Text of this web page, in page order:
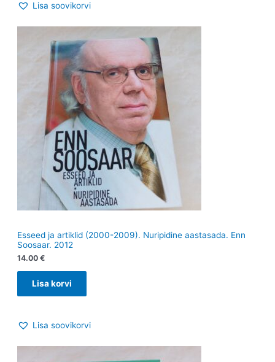
Lisa soovikorvi
Esseed ja artiklid (2000-2009). Nuripidine aastasada. Enn
Soosaar. 2012
14.00 €
Lisa korvi
Lisa soovikorvi